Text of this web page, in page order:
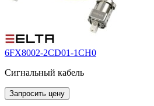
6FX8002-2CD01-1CH0
Сигнальный кабель
Запросить цену